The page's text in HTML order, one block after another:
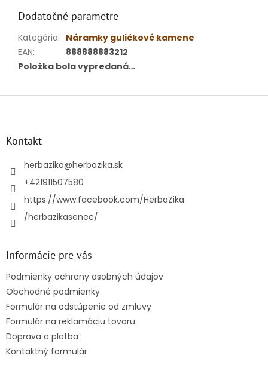
Dodatočné parametre
Kategória: Náramky guličkové kamene
EAN:
888888883212
Položka bola vypredaná…
Kontakt
herbazika@herbazika.sk
+421911507580
https://www.facebook.com/HerbaZika
/herbazikasenec/
Informácie pre vás
Podmienky ochrany osobných údajov
Obchodné podmienky
Formulár na odstúpenie od zmluvy
Formulár na reklamáciu tovaru
Doprava a platba
Kontaktný formulár